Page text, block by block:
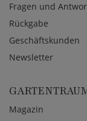
Fragen und
Rückgabe
Geschäftskunden
Newsletter
Magazin